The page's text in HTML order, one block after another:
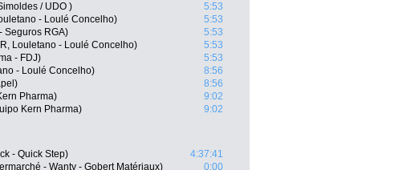
/ UDO )
5:53
- Loulé Concelho)
5:53
Seguros RGA)
5:53
Louletano - Loulé Concelho)
5:53
- FDJ)
5:53
- Loulé Concelho)
8:56
8:56
Pharma)
9:02
Kern Pharma)
9:02
- Quick Step)
4:37:41
- Wanty - Gobert Matériaux)
0:00